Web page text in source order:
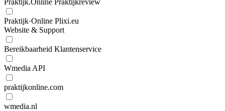
Praktijk.Online Praktijkreview
Praktijk·Online Plixi.eu
Website & Support
Bereikbaarheid Klantenservice
Wmedia API
praktijkonline.com
wmedia.nl